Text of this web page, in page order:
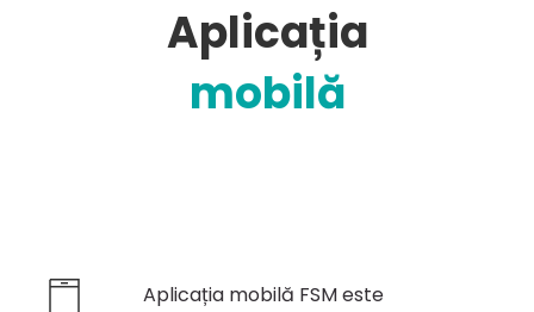
Aplicația
mobilă
Aplicația mobilă FSM este